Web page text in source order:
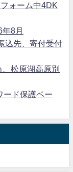
ォーム中4DK
8月
込先、寄付受付
松原湖高原別
ード保護ペー